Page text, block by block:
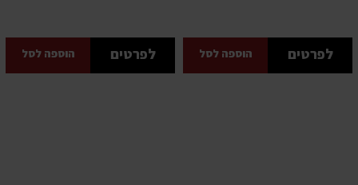
לפרטים הוספה לסל לפרטים הוספה לסל